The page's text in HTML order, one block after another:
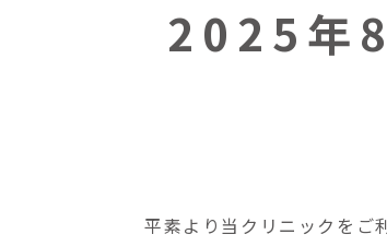
2025年8
平素より当クリニックをご